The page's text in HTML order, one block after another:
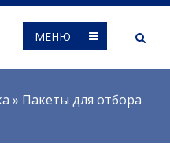
МЕНЮ
» Пакеты для отбора